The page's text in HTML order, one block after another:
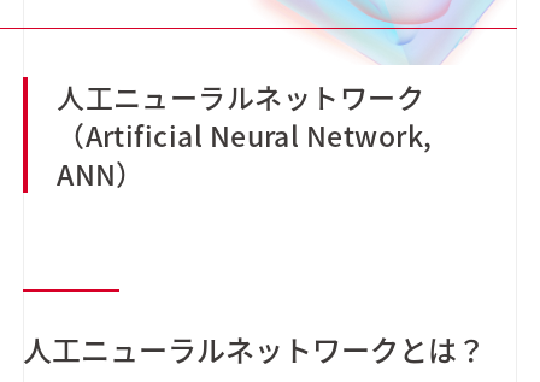
人工ニューラルネットワーク
（Artificial Neural Network,
ANN）
人工ニューラルネットワークとは？